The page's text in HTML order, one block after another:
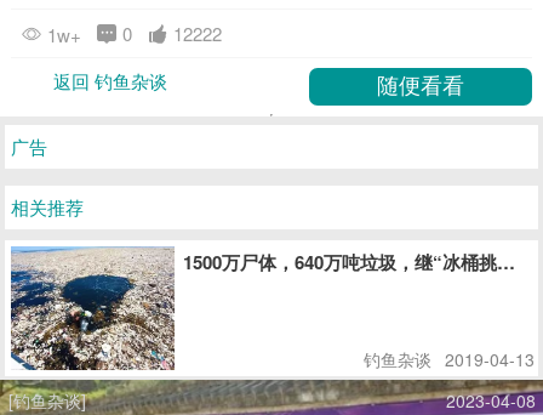
1w+ 0
12222
返回 钓鱼杂谈
广告
相关推荐
1500万尸体，640万吨垃圾，继“冰桶挑战”
钓鱼杂谈 2019-04-13
[钓鱼杂谈]
2023-04-08